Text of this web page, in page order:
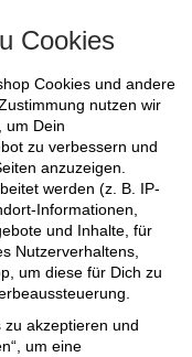
Cookies
Cookies und andere
nutzen wir
um Dein
zu verbessern und
anzuzeigen.
werden (z. B. IP-
Informationen,
und Inhalte, für
Nutzerverhaltens,
um diese für Dich zu
zu akzeptieren und
um eine